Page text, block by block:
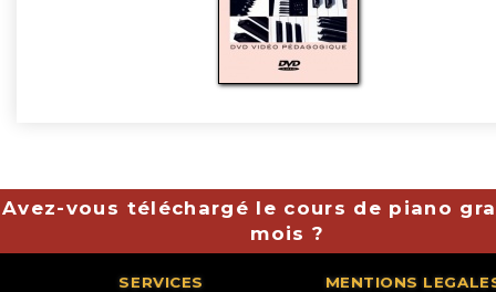
Avez-vous téléchargé le cours de piano
mois ?
SERVICES MENTIONS